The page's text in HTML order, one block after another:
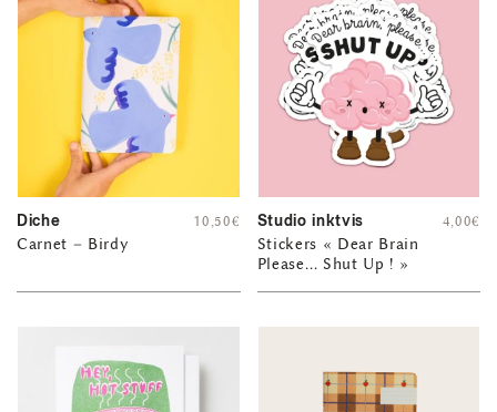
Diche
Carnet – Birdy
10,50€ Studio inktvis
Stickers « Dear Brain
Please… Shut Up ! »
4,00€